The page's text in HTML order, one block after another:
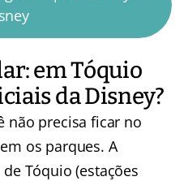
em Tóquio
da Disney?
não precisa ficar no
os parques. A
Tóquio (estações